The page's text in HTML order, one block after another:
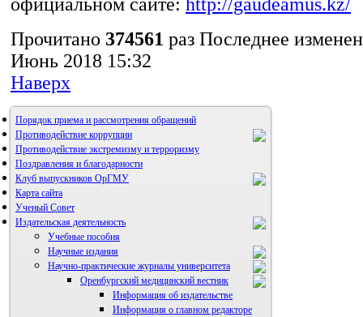
Прочитано 374561 раз Последнее
Июнь 2018 15:32
Наверх
Порядок приема и рассмотрения обращений
Противодействие коррупции
Противодействие экстремизму и терроризму
Поздравления и благодарности
Клуб выпускников ОрГМУ
Карта сайта
Ученый Совет
Издательская деятельность
Учебные пособия
Научные издания
Научно-практические журналы университета
Оренбургский медицинский вестник
Информация об издательстве
Информация о главном редакторе